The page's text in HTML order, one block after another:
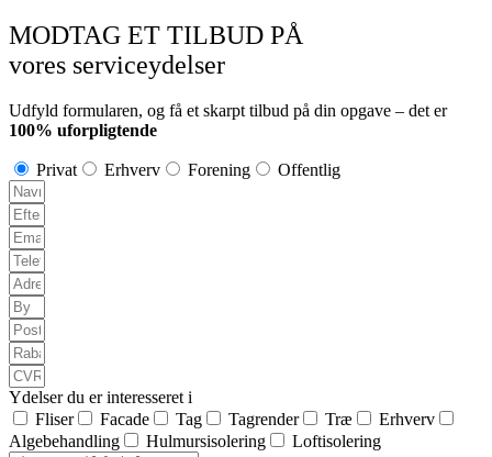
MODTAG ET TILBUD PÅ
vores serviceydelser
Udfyld formularen, og få et skarpt tilbud på din opgave – det er
100% uforpligtende
Privat Erhverv Forening Offentlig
Ydelser du er interesseret i
Fliser
Facade Tag Tagrender Træ
Erhverv
Algebehandling
Hulmursisolering Loftisolering